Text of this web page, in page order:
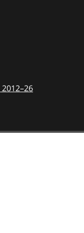
2012–26